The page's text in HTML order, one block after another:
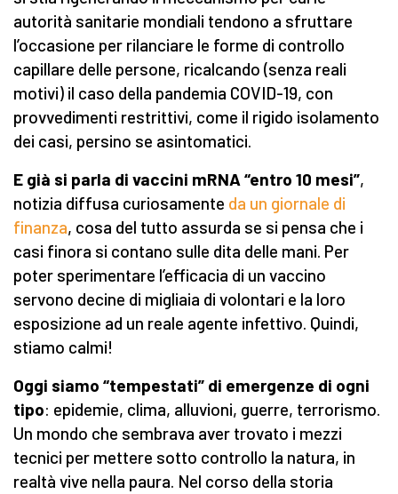
autorità sanitarie mondiali tendono a sfruttare
l’occasione per rilanciare le forme di controllo
capillare delle persone, ricalcando (senza reali
motivi) il caso della pandemia COVID-19, con
provvedimenti restrittivi, come il rigido isolamento
dei casi, persino se asintomatici.
E già si parla di vaccini mRNA “entro 10 mesi”,
notizia diffusa curiosamente da un giornale di
finanza, cosa del tutto assurda se si pensa che i
casi finora si contano sulle dita delle mani. Per
poter sperimentare l’efficacia di un vaccino
servono decine di migliaia di volontari e la loro
esposizione ad un reale agente infettivo. Quindi,
stiamo calmi!
Oggi siamo “tempestati” di emergenze di ogni
tipo: epidemie, clima, alluvioni, guerre, terrorismo.
Un mondo che sembrava aver trovato i mezzi
tecnici per mettere sotto controllo la natura, in
realtà vive nella paura. Nel corso della storia